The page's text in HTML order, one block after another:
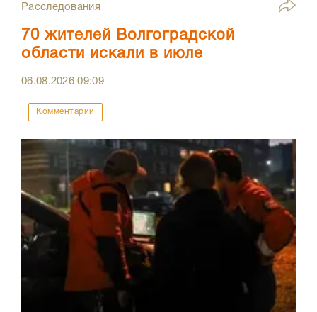
Расследования
70 жителей Волгоградской
области искали в июле
06.08.202609:09
Комментарии